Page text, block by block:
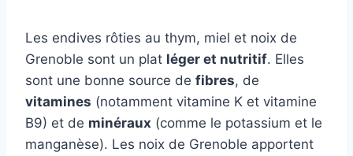
Les endives rôties au thym, miel et noix de
Grenoble sont un plat léger et nutritif. Elles
sont une bonne source de fibres, de
vitamines (notamment vitamine K et vitamine
B9) et de minéraux (comme le potassium et le
manganèse). Les noix de Grenoble apportent